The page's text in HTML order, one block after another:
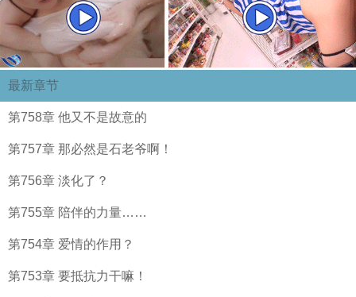
最新章节
第758章 他又不是故意的
第757章 那必然是石老爷啊！
第756章 淡化了？
第755章 陪伴的力量……
第754章 爱情的作用？
第753章 要抵抗力干嘛！